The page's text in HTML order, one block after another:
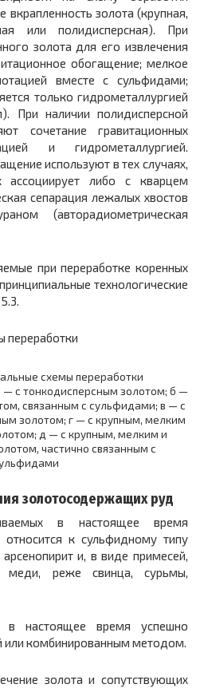
вкрапленность золота (крупная,
или полидисперсная). При
золота для его извлечения
обогащение; мелкое
вместе с сульфидами;
только гидрометаллургией
При наличии полидисперсной
сочетание гравитационных
и гидрометаллургией.
используют в тех случаях,
либо с кварцем
сепарация лежалых хвостов
(авторадиометрическая
при переработке коренных
технологические
схемы переработки
с тонкодисперсным золотом; б —
связанным с сульфидами; в — с
золотом; г — с крупным, мелким
д — с крупным, мелким и
частично связанным с
золотосодержащих руд
в настоящее время
к сульфидному типу
и, в виде примесей,
меди, реже свинца, сурьмы,
в настоящее время успешно
комбинированным методом.
золота и сопутствующих